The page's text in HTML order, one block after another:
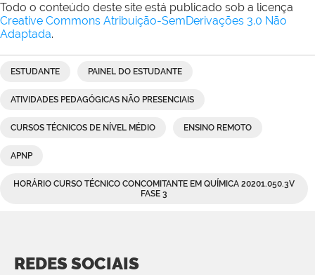
Todo o conteúdo deste site está publicado sob a licença
Creative Commons Atribuição-SemDerivações 3.0 Não
Adaptada.
ESTUDANTE PAINEL DO ESTUDANTE
ATIVIDADES PEDAGÓGICAS NÃO PRESENCIAIS
CURSOS TÉCNICOS DE NÍVEL MÉDIO ENSINO REMOTO
APNP
HORÁRIO CURSO TÉCNICO CONCOMITANTE EM QUÍMICA 20201.050.3V
FASE 3
REDES SOCIAIS